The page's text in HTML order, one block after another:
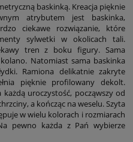
baskinką. Kreacja pięknie
atrybutem jest baskinka,
ciekawe rozwiązanie, które
sylwetki w okolicach tali.
tren z boku figury. Sama
Natomiast sama baskinka
Ramiona delikatnie zakryte
pięknie profilowany dekolt.
uroczystość, począwszy od
a kończąc na weselu. Szyta
w wielu kolorach i rozmiarach
pewno każda z Pań wybierze